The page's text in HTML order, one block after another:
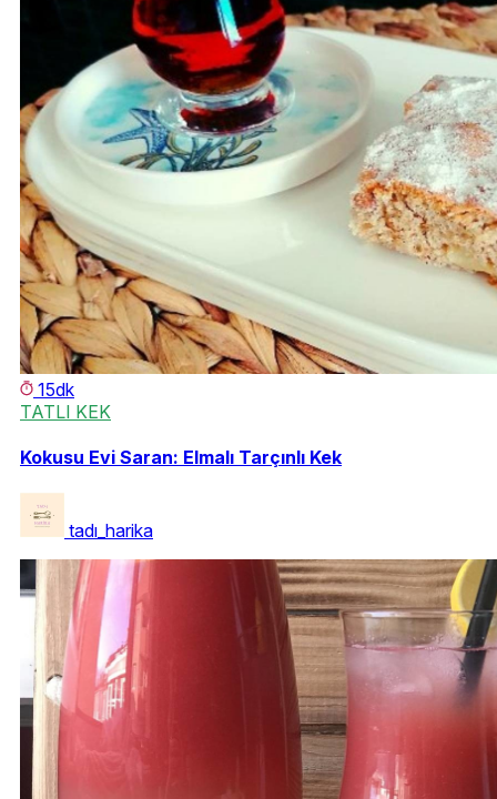
15dk
TATLI KEK
Kokusu Evi Saran: Elmalı Tarçınlı Kek
tadı_harika